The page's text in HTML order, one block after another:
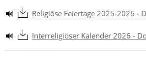
Religiöse Feiertage 2025-2026 -
Interreligiöser Kalender 2026 -